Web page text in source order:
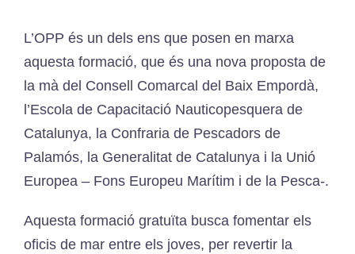
CONTACTE
Català
L’OPP és un dels ens que posen en marxa
aquesta formació, que és una nova proposta de
la mà del Consell Comarcal del Baix Empordà,
l’Escola de Capacitació Nauticopesquera de
Catalunya, la Confraria de Pescadors de
Palamós, la Generalitat de Catalunya i la Unió
Europea – Fons Europeu Marítim i de la Pesca-.
Aquesta formació gratuïta busca fomentar els
oficis de mar entre els joves, per revertir la